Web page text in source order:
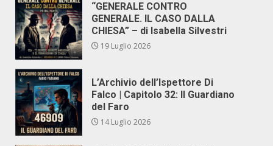
“GENERALE CONTRO
GENERALE. IL CASO DALLA
CHIESA” – di Isabella Silvestri
19 Luglio 2026
L’Archivio dell’Ispettore Di
Falco | Capitolo 32: Il Guardiano
del Faro
14 Luglio 2026